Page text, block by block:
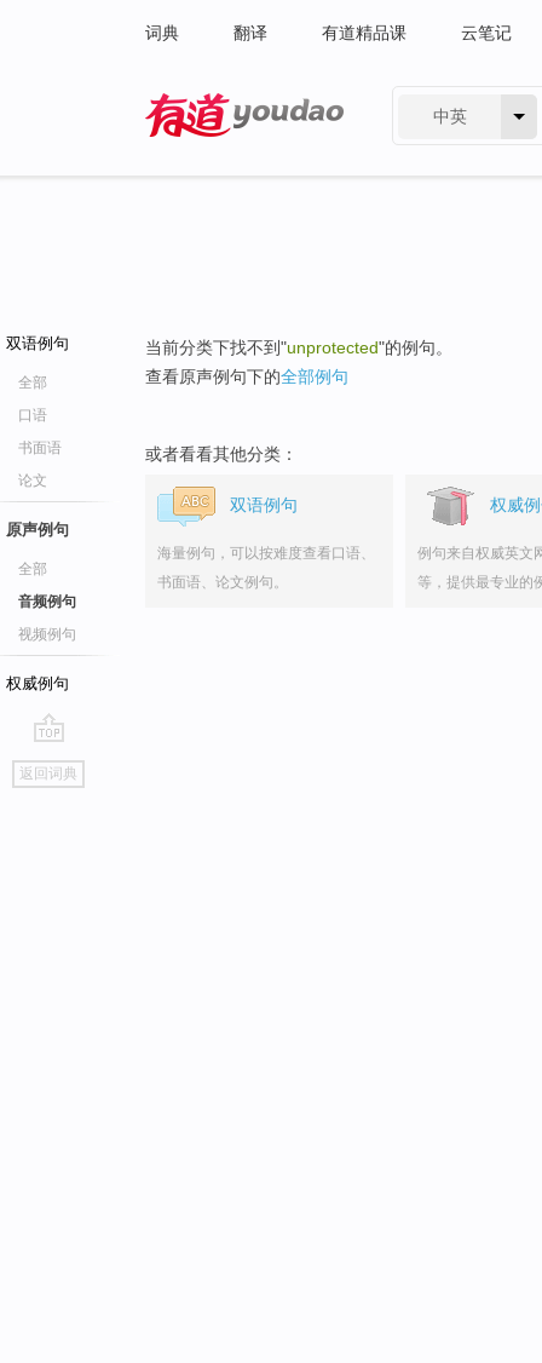
词典 翻译 有道精品课 云笔记
中英
双语例句
全部
口语
书面语
论文
原声例句
全部
音频例句
视频例句
权威例句
go
top
返回词典
当前分类下找不到"unprotected"的例句。
查看原声例句下的全部例句
或者看看其他分类：
双语例句
海量例句，可以按难度查看口语、
书面语、论文例句。
权威
例句来自权威英文
等，提供最专业的